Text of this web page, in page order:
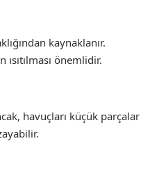
kaynaklanır.
önemlidir.
havuçları küçük parçalar